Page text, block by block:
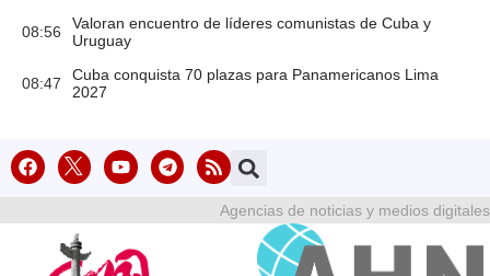
08:56
Valoran encuentro de líderes comunistas de Cuba y
Uruguay
08:47
Cuba conquista 70 plazas para Panamericanos Lima
2027
Agencias de noticias y medios digitales